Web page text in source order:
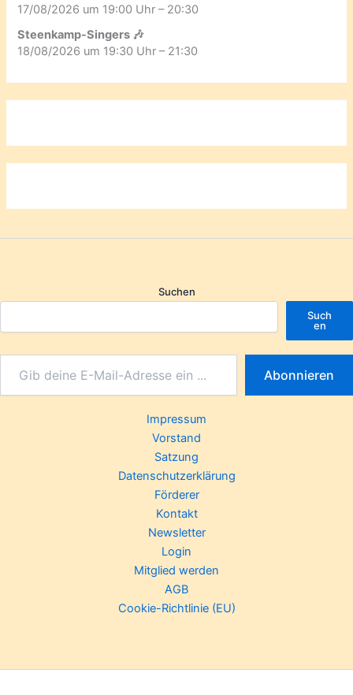
17/08/2026 um 19:00 Uhr – 20:30
Steenkamp-Singers 🎶
18/08/2026 um 19:30 Uhr – 21:30
Suchen
Such
en
Abonnieren
Impressum
Vorstand
Satzung
Datenschutzerklärung
Förderer
Kontakt
Newsletter
Login
Mitglied werden
AGB
Cookie-Richtlinie (EU)